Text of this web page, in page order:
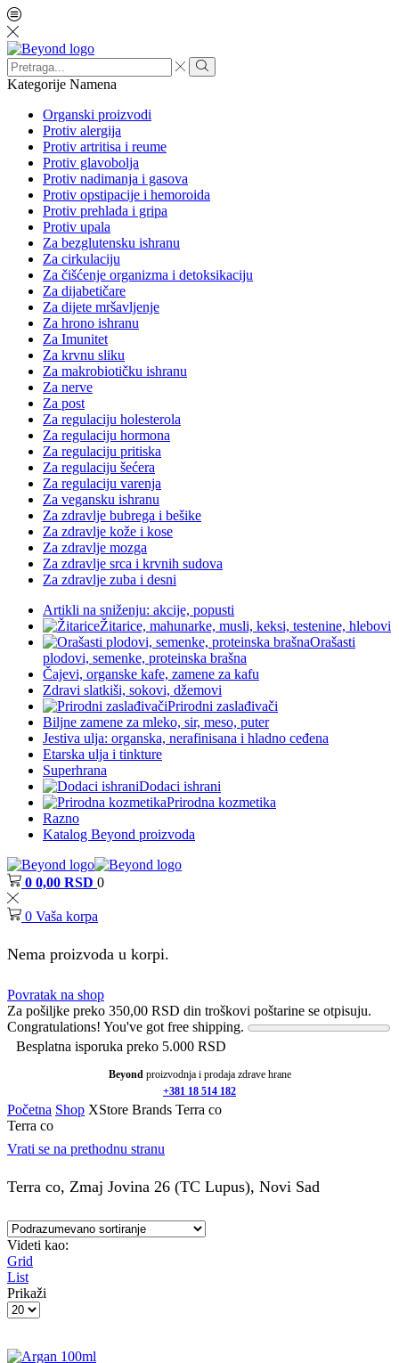
Search
input
Search
Kategorije Namena
Organski proizvodi
Protiv alergija
Protiv artritisa i reume
Protiv glavobolja
Protiv nadimanja i gasova
Protiv opstipacije i hemoroida
Protiv prehlada i gripa
Protiv upala
Za bezglutensku ishranu
Za cirkulaciju
Za čišćenje organizma i detoksikaciju
Za dijabetičare
Za dijete mršavljenje
Za hrono ishranu
Za Imunitet
Za krvnu sliku
Za makrobiotičku ishranu
Za nerve
Za post
Za regulaciju holesterola
Za regulaciju hormona
Za regulaciju pritiska
Za regulaciju šećera
Za regulaciju varenja
Za vegansku ishranu
Za zdravlje bubrega i bešike
Za zdravlje kože i kose
Za zdravlje mozga
Za zdravlje srca i krvnih sudova
Za zdravlje zuba i desni
Artikli na sniženju: akcije, popusti
Žitarice, mahunarke, musli, keksi, testenine, hlebovi
Orašasti
plodovi, semenke, proteinska brašna
Čajevi, organske kafe, zamene za kafu
Zdravi slatkiši, sokovi, džemovi
Prirodni zaslađivači
Biljne zamene za mleko, sir, meso, puter
Jestiva ulja: organska, nerafinisana i hladno ceđena
Etarska ulja i tinkture
Superhrana
Dodaci ishrani
Prirodna kozmetika
Razno
Katalog Beyond proizvoda
0 0,00 RSD 0
0 Vaša korpa
Nema proizvoda u korpi.
Povratak na shop
Za pošiljke preko 350,00 RSD din troškovi poštarine se otpisuju.
Congratulations! You've got free shipping.
Besplatna isporuka preko 5.000 RSD
Beyond proizvodnja i prodaja zdrave hrane
+381 18 514 182
Početna Shop XStore Brands Terra co
Terra co
Vrati se na prethodnu stranu
Terra co, Zmaj Jovina 26 (TC Lupus), Novi Sad
Videti kao:
Grid
List
Prikaži
Products